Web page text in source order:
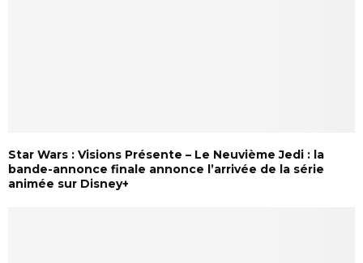
Star Wars : Visions Présente – Le Neuvième Jedi : la
bande-annonce finale annonce l’arrivée de la série
animée sur Disney+